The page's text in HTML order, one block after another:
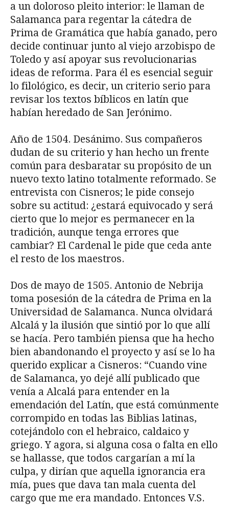
a un doloroso pleito interior: le llaman de
Salamanca para regentar la cátedra de
Prima de Gramática que había ganado, pero
decide continuar junto al viejo arzobispo de
Toledo y así apoyar sus revolucionarias
ideas de reforma. Para él es esencial seguir
lo filológico, es decir, un criterio serio para
revisar los textos bíblicos en latín que
habían heredado de San Jerónimo.
Año de 1504. Desánimo. Sus compañeros
dudan de su criterio y han hecho un frente
común para desbaratar su propósito de un
nuevo texto latino totalmente reformado. Se
entrevista con Cisneros; le pide consejo
sobre su actitud: ¿estará equivocado y será
cierto que lo mejor es permanecer en la
tradición, aunque tenga errores que
cambiar? El Cardenal le pide que ceda ante
el resto de los maestros.
Dos de mayo de 1505. Antonio de Nebrija
toma posesión de la cátedra de Prima en la
Universidad de Salamanca. Nunca olvidará
Alcalá y la ilusión que sintió por lo que allí
se hacía. Pero también piensa que ha hecho
bien abandonando el proyecto y así se lo ha
querido explicar a Cisneros: “Cuando vine
de Salamanca, yo dejé allí publicado que
venía a Alcalá para entender en la
emendación del Latín, que está comúnmente
corrompido en todas las Biblias latinas,
cotejándolo con el hebraico, caldaico y
griego. Y agora, si alguna cosa o falta en ello
se hallasse, que todos cargarían a mí la
culpa, y dirían que aquella ignorancia era
mía, pues que dava tan mala cuenta del
cargo que me era mandado. Entonces V.S.